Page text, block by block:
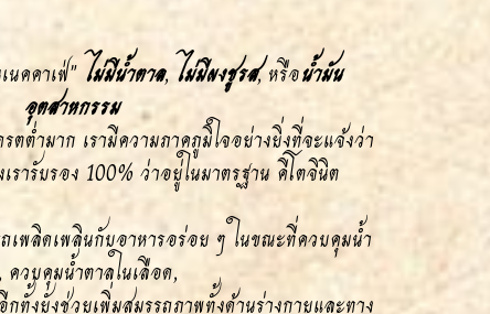
นคคาเฟ่" ไม่มีน้ำตาล,ไม่มีผงชูรส, หรือน้ำมัน
อุตสาหกรรม
ตต่ำมาก เรามีความภาคภูมิใจอย่างยิ่งที่จะแจ้งว่า
ารับรอง 100% ว่าอยู่ในมาตรฐาน คีโตจินิต
เพลิดเพลินกับอาหารอร่อย ๆ ในขณะที่ควบคุมน้ำ
ควบคุมน้ำตาลในเลือด,
ทั้งยังช่วยเพิ่มสมรรถภาพทั้งด้านร่างกายและทาง